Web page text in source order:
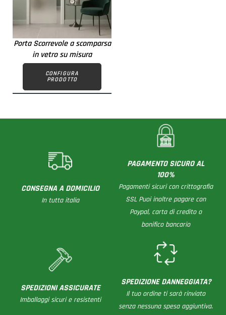
Porta Scorrevole a scomparsa
in vetro su misura
CONFIGURA
PRODOTTO
CONSEGNA A DOMICILIO
In tutta italia
PAGAMENTO SICURO AL
100%
Pagamenti sicuri con crittografia
SSL Puoi inoltre pagare con
Paypal, carta di credito o
bonifico bancario
SPEDIZIONI ASSICURATE
Imballaggi sicuri e resistenti
SPEDIZIONE DANNEGGIATA?
Il tuo ordine ti sarà rinviato
senza nessuna spesa aggiuntiva.